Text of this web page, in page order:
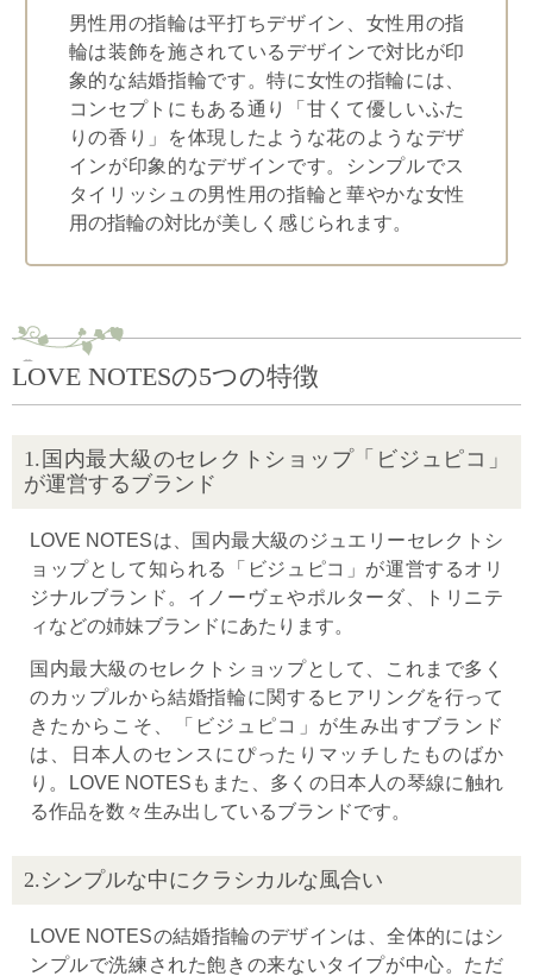
男性用の指輪は平打ちデザイン、女性用の指
輪は装飾を施されているデザインで対比が印
象的な結婚指輪です。特に女性の指輪には、
コンセプトにもある通り「甘くて優しいふた
りの香り」を体現したような花のようなデザ
インが印象的なデザインです。シンプルでス
タイリッシュの男性用の指輪と華やかな女性
用の指輪の対比が美しく感じられます。
LOVE NOTESの5つの特徴
1.国内最大級のセレクトショップ「ビジュピコ」
が運営するブランド
LOVE NOTESは、国内最大級のジュエリーセレクトシ
ョップとして知られる「ビジュピコ」が運営するオリ
ジナルブランド。イノーヴェやポルターダ、トリニテ
ィなどの姉妹ブランドにあたります。
国内最大級のセレクトショップとして、これまで多く
のカップルから結婚指輪に関するヒアリングを行って
きたからこそ、「ビジュピコ」が生み出すブランド
は、日本人のセンスにぴったりマッチしたものばか
り。LOVE NOTESもまた、多くの日本人の琴線に触れ
る作品を数々生み出しているブランドです。
2.シンプルな中にクラシカルな風合い
LOVE NOTESの結婚指輪のデザインは、全体的にはシ
ンプルで洗練された飽きの来ないタイプが中心。ただ